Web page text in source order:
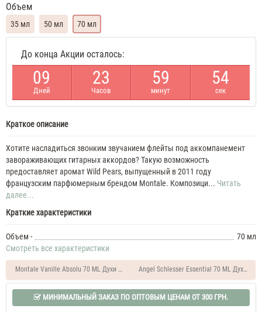
Объем
35 мл 50 мл
70 мл
Pears
Духи
Wild
Духи
унисекс
50
MLMontale
Wild
70
Духи
унисекс
тестер
До конца Акции осталось:
09
Дней
23
Часов
59
минут
54
сек
Краткое описание
Хотите насладиться звонким звучанием флейты под аккомпанемент
завораживающих гитарных аккордов? Такую возможность
предоставляет аромат Wild Pears, выпущенный в 2011 году
французским парфюмерным брендом Montale. Композици... Читать
далее...
Краткие характеристики
Объем -
70 мл
Смотреть все характеристики
Montale Vanille Absolu 70 ML Духи женские тестерAngel Schlesser Essential 70 ML Духи
МИНИМАЛЬНЫЙ ЗАКАЗ ПО ОПТОВЫМ ЦЕНАМ ОТ 300 ГРН.